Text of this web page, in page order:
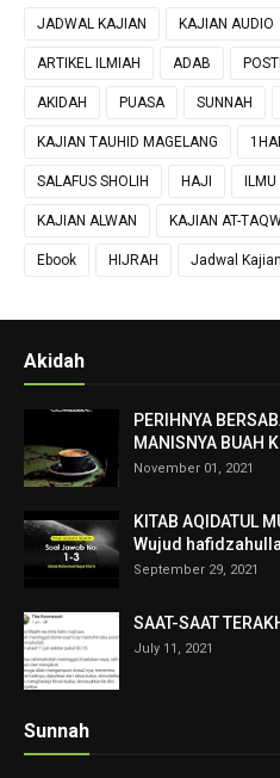
JADWAL KAJIAN KAJIAN AUDIO
ARTIKEL ILMIAH ADAB
AKIDAH PUASA SUNNAH
KAJIAN TAUHID MAGELANG
SALAFUS SHOLIH HAJI ILMU
KAJIAN ALWAN KAJIAN AT-
Ebook HIJRAH Jadwal Kajian
Akidah
PERIHNYA
MANISNYA BUAH
November 01, 2021
KITAB AQIDATUL
Wujud
September 29, 2021
SAAT-SAAT
July 11, 2021
Sunnah